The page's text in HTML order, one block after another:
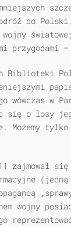
do
wojny
przygodami
Biblioteki
wówczas w
się o losy
Możemy
zajmował
wojny